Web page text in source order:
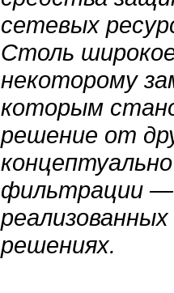
сетевых
Столь
некоторому
которым
решение от
фильтрации —
решениях.